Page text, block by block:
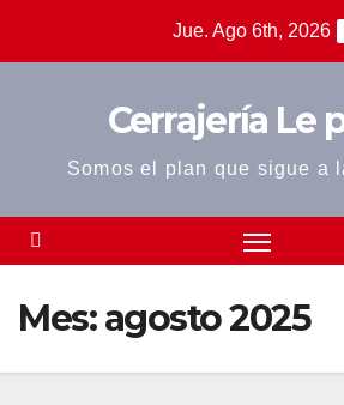
Jue. Ago 6th, 2026
Cerrajería Le
Somos el plan que sigue a
Mes:agosto 2025